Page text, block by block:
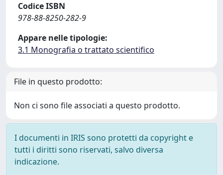
Codice ISBN
978-88-8250-282-9
Appare nelle tipologie:
3.1 Monografia o trattato scientifico
File in questo prodotto:
Non ci sono file associati a questo prodotto.
I documenti in IRIS sono protetti da copyright e
tutti i diritti sono riservati, salvo diversa
indicazione.